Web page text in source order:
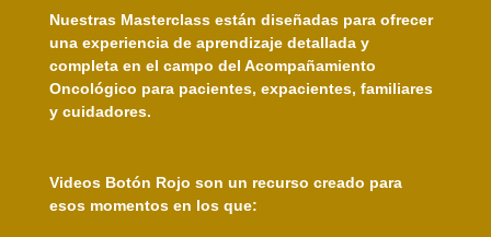
Nuestras Masterclass están diseñadas para ofrecer
una experiencia de aprendizaje detallada y
completa en el campo del Acompañamiento
Oncológico para pacientes, expacientes, familiares
y cuidadores.
Videos Botón Rojo son un recurso creado para
esos momentos en los que: